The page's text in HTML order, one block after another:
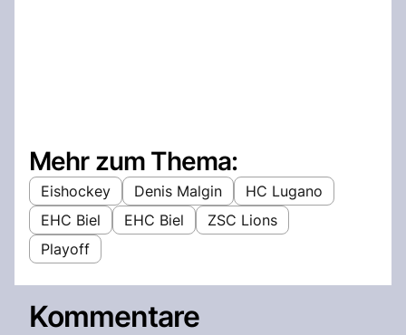
Mehr zum Thema:
Eishockey Denis Malgin
HC Lugano
EHC Biel
EHC Biel
ZSC Lions
Playoff
Kommentare